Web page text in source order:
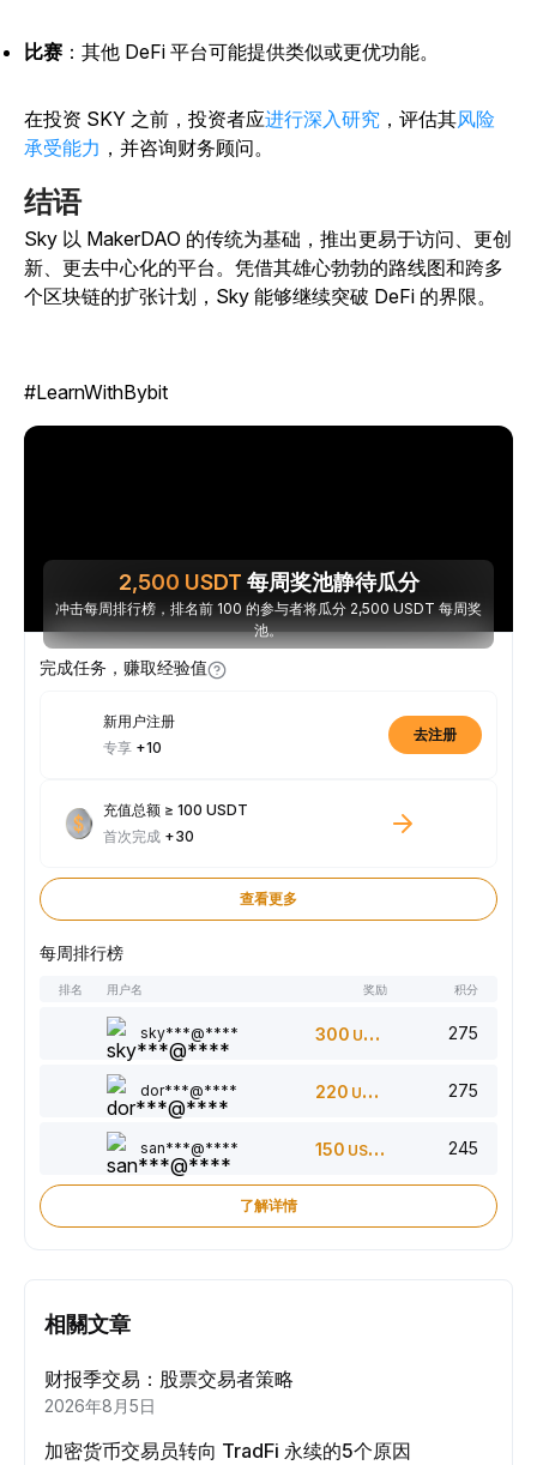
比赛 ：其他 DeFi 平台可能提供类似或更优功能。
在投资 SKY 之前，投资者应进行深入研究 ，评估其风险
承受能力 ，并咨询财务顾问。
结语
Sky 以 MakerDAO 的传统为基础，推出更易于访问、更创
新、更去中心化的平台。凭借其雄心勃勃的路线图和跨多
个区块链的扩张计划，Sky 能够继续突破 DeFi 的界限。
#LearnWithBybit
2,500 USDT 每周奖池静待瓜分
冲击每周排行榜，排名前 100 的参与者将瓜分 2,500 USDT 每周奖
池。
完成任务，赚取经验值
新用户注册
专享 +10
去注册
充值总额 ≥ 100 USDT
首次完成 +30
查看更多
每周排行榜
排名 用户名 奖励 积分
sky***@**** 300 USDT 275
dor***@**** 220 USDT 275
san***@**** 150 USDT 245
了解详情
相關文章
财报季交易：股票交易者策略
2026年8月5日
加密货币交易员转向 TradFi 永续的5个原因